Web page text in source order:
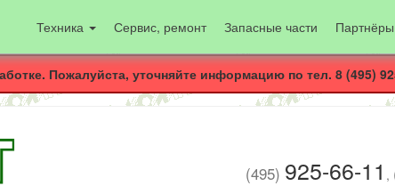
Техника Сервис, ремонт Запасные части Партнёры
Пожалуйста, уточняйте информацию по тел. 8 (495)
(495) 925-66-11 ,